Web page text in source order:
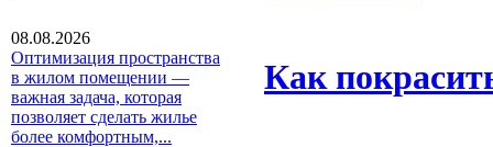
08.08.2026
Оптимизация пространства
в жилом помещении —
важная задача, которая
позволяет сделать жилье
более комфортным,...
Как